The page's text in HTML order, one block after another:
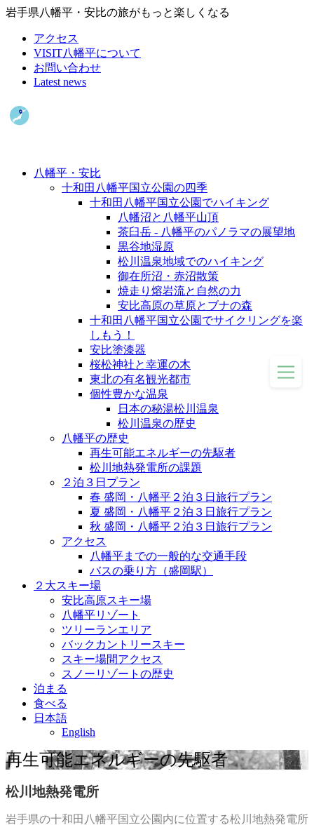
岩手県八幡平・安比の旅がもっと楽しくなる
アクセス
VISIT八幡平について
お問い合わせ
Latest news
八幡平・安比
十和田八幡平国立公園の四季
十和田八幡平国立公園でハイキング
八幡沼と八幡平山頂
茶臼岳 - 八幡平のパノラマの展望地
黒谷地湿原
松川温泉地域でのハイキング
御在所沼・赤沼散策
焼走り熔岩流と自然の力
安比高原の草原とブナの森
十和田八幡平国立公園でサイクリングを楽
しもう！
安比塗漆器
桜松神社と幸運の木
東北の有名観光都市
個性豊かな温泉
日本の秘湯松川温泉
松川温泉の歴史
八幡平の歴史
再生可能エネルギーの先駆者
松川地熱発電所の課題
２泊３日プラン
春 盛岡・八幡平２泊３日旅行プラン
夏 盛岡・八幡平２泊３日旅行プラン
秋 盛岡・八幡平２泊３日旅行プラン
アクセス
八幡平までの一般的な交通手段
バスの乗り方（盛岡駅）
２大スキー場
安比高原スキー場
八幡平リゾート
ツリーランエリア
バックカントリースキー
スキー場間アクセス
スノーリゾートの歴史
泊まる
食べる
日本語
English
再生可能エネルギーの先駆者
松川地熱発電所
岩手県の十和田八幡平国立公園内に位置する松川地熱発電所